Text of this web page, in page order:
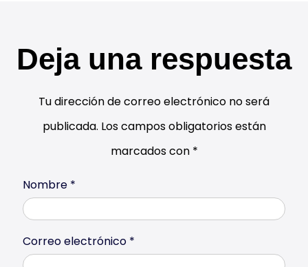
Deja una respuesta
Tu dirección de correo electrónico no será
publicada. Los campos obligatorios están
marcados con *
Nombre *
Correo electrónico *